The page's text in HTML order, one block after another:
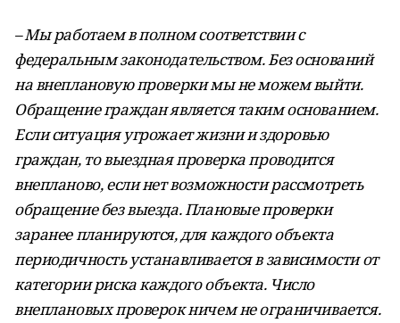
– Мы работаем в полном соответствии с
федеральным законодательством. Без оснований
на внеплановую проверки мы не можем выйти.
Обращение граждан является таким основанием.
Если ситуация угрожает жизни и здоровью
граждан, то выездная проверка проводится
внепланово, если нет возможности рассмотреть
обращение без выезда. Плановые проверки
заранее планируются, для каждого объекта
периодичность устанавливается в зависимости от
категории риска каждого объекта. Число
внеплановых проверок ничем не ограничивается.